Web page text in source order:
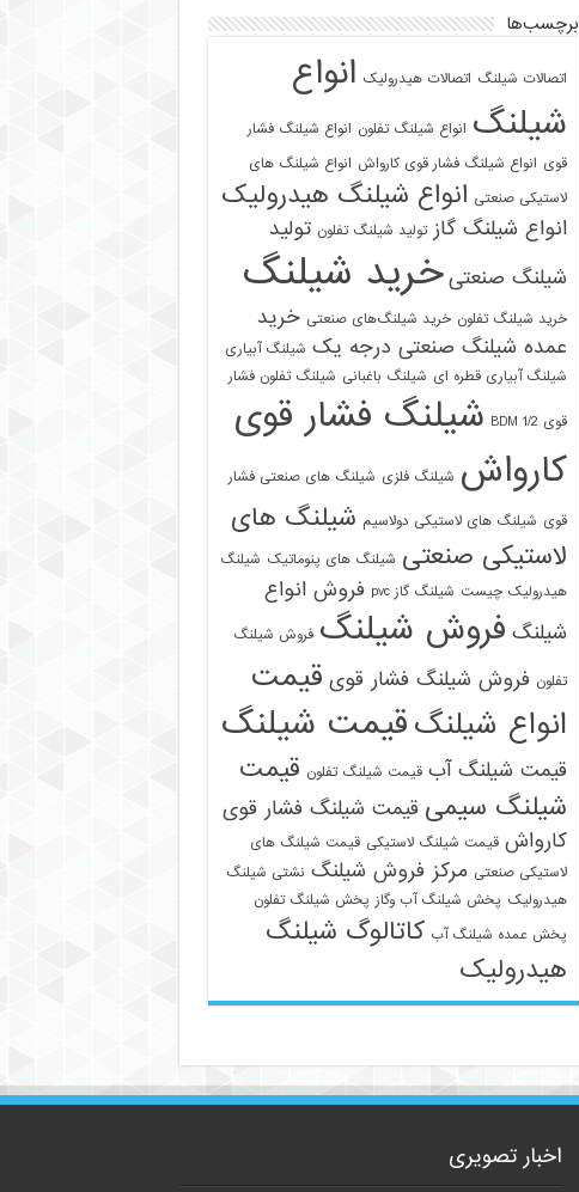
برچسب‌ها
اتصالات شیلنگ اتصالات هیدرولیک انواع
شیلنگ انواع شیلنگ تفلون انواع شیلنگ فشار
قوی انواع شیلنگ فشار قوی کارواش انواع شیلنگ های
لاستیکی صنعتی انواع شیلنگ هیدرولیک
انواع شیلنگ گاز تولید شیلنگ تفلون تولید
شیلنگ صنعتی خرید شیلنگ
خرید شیلنگ تفلون خرید شیلنگ‌های صنعتی خرید
عمده شیلنگ صنعتی درجه یک شیلنگ آبیاری
شیلنگ آبیاری قطره ای شیلنگ باغبانی شیلنگ تفلون فشار
قوی 1/2 BDM
شیلنگ فشار قوی
کارواش شیلنگ فلزی شیلنگ های صنعتی فشار
قوی شیلنگ های لاستیکی دولاسیم شیلنگ های
لاستیکی صنعتی شیلنگ های پنوماتیک شیلنگ
هیدرولیک چیست شیلنگ گاز pvc
فروش انواع
شیلنگ فروش شیلنگ فروش شیلنگ
تفلون فروش شیلنگ فشار قوی قیمت
انواع شیلنگقیمت شیلنگ
قیمت شیلنگ آب قیمت شیلنگ تفلون قیمت
شیلنگ سیمی قیمت شیلنگ فشار قوی
کارواش قیمت شیلنگ لاستیکی قیمت شیلنگ های
لاستیکی صنعتی مرکز فروش شیلنگ نشتی شیلنگ
هیدرولیک پخش شیلنگ آب وگاز پخش شیلنگ تفلون
پخش عمده شیلنگ آب کاتالوگ شیلنگ
هیدرولیک
اخبار تصویری
09129586863